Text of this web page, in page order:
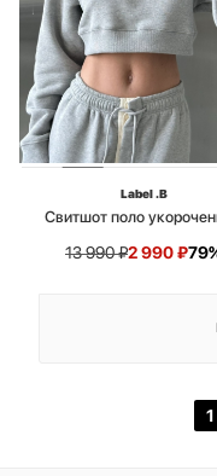
Label .B
Свитшот поло
13 990₽2 990₽
1